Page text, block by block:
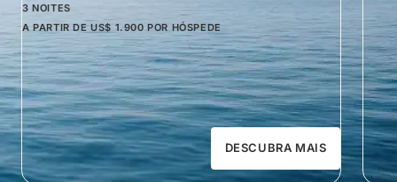
3 NOITES
A PARTIR DE US$ 1.900 POR HÓSPEDE
DESCUBRA MAIS